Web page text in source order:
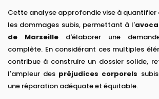
Cette analyse approfondie vise à quantifier
les dommages subis, permettant à l'
de Marseille d'élaborer une
complète. En considérant ces multiples
contribue à construire un dossier solide,
l'ampleur des préjudices corporels
une réparation adéquate et équitable.